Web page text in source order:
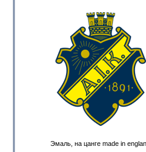
Эмаль, на цанге made in